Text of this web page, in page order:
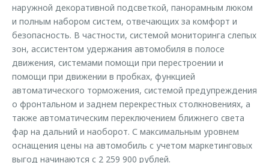
наружной декоративной подсветкой, панорамным люком
и полным набором систем, отвечающих за комфорт и
безопасность. В частности, системой мониторинга слепых
зон, ассистентом удержания автомобиля в полосе
движения, системами помощи при перестроении и
помощи при движении в пробках, функцией
автоматического торможения, системой предупреждения
о фронтальном и заднем перекрестных столкновениях, а
также автоматическим переключением ближнего света
фар на дальний и наоборот. С максимальным уровнем
оснащения цены на автомобиль с учетом маркетинговых
выгод начинаются с 2 259 900 рублей.